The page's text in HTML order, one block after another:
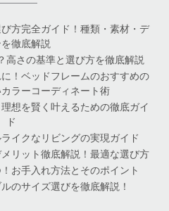
方完全ガイド！種類・素材・デ
徹底解説
高さの基準と選び方を徹底解説
！ベッドフレームのおすすめの
ラーコーディネート術
想を賢く叶えるための徹底ガイ
ド
イクなリビングの実現ガイド
リット徹底解説！最適な選び方
お手入れ方法とそのポイント
のサイズ選びを徹底解説！